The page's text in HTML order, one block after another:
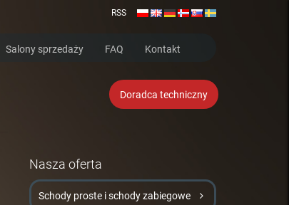
RSS
Salony sprzedaży FAQ Kontakt
Doradca techniczny
Nasza oferta
Schody proste i schody zabiegowe